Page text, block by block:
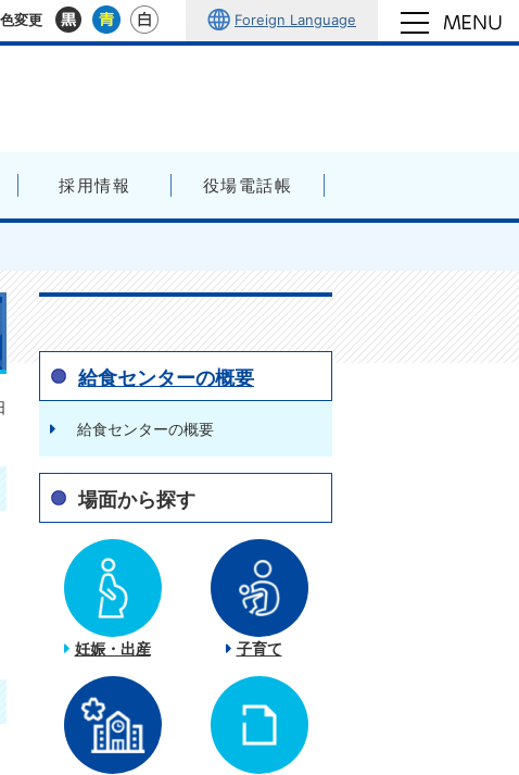
変更 Foreign Language
採用情報 役場電話帳
給食センターの概要
給食センターの概要
場面から探す
妊娠・出産 子育て